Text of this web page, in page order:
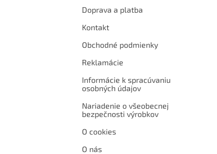
Doprava a platba
Kontakt
Obchodné podmienky
Reklamácie
Informácie k spracúvaniu
osobných údajov
Nariadenie o všeobecnej
bezpečnosti výrobkov
O cookies
O nás